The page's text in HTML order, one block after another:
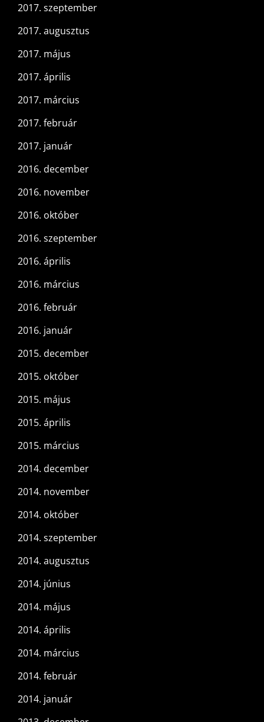
2017. szeptember
2017. augusztus
2017. május
2017. április
2017. március
2017. február
2017. január
2016. december
2016. november
2016. október
2016. szeptember
2016. április
2016. március
2016. február
2016. január
2015. december
2015. október
2015. május
2015. április
2015. március
2014. december
2014. november
2014. október
2014. szeptember
2014. augusztus
2014. június
2014. május
2014. április
2014. március
2014. február
2014. január